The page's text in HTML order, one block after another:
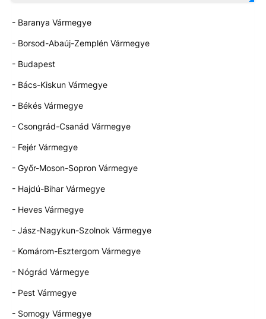
- Baranya Vármegye
- Borsod-Abaúj-Zemplén Vármegye
- Budapest
- Bács-Kiskun Vármegye
- Békés Vármegye
- Csongrád-Csanád Vármegye
- Fejér Vármegye
- Győr-Moson-Sopron Vármegye
- Hajdú-Bihar Vármegye
- Heves Vármegye
- Jász-Nagykun-Szolnok Vármegye
- Komárom-Esztergom Vármegye
- Nógrád Vármegye
- Pest Vármegye
- Somogy Vármegye